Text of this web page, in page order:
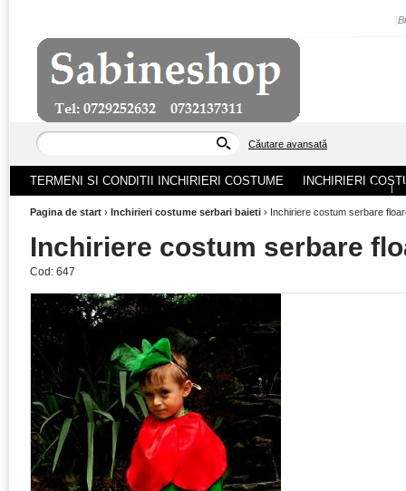
Căutare avansată
ACASA |
TERMENI SI CONDITII INCHIRIERI COSTUME INCHIRIERI
Pagina de start › Inchirieri costume serbari baieti › Inchiriere costum serbare
Inchiriere costum serbare
Cod: 647